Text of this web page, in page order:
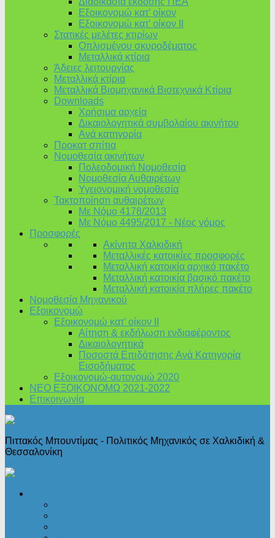
Εξοικονομώ κατ’ οίκoν
Εξοικονομώ κατ’ οίκον II
Στατικές μελέτες κτιρίων
Οπλισμένου σκυροδέματος
Μεταλλικά κτίρια
Άδειες λειτουργίας
Μεταλλικά κτίρια
Μεταλλικά Βιομηχανικά Βιοτεχνικά Κτίρια
Downloads
Χρήσιμα αρχεία
Δικαιολογητικά συμβολαίου ακινήτου
Ανά κατηγορία
Προκατ σπίτια
Νομοθεσία ακινήτων
Πολεοδομική Νομοθεσία
Νομοθεσία Αυθαιρέτων
Υγειονομική νομοθεσία
Τακτοποίηση αυθαιρέτων
Με Νόμο 4178/2013
Με Νόμο 4495/2017 - Νέος νόμος
Προσφορές
Ακίνητα Χαλκιδική
Μεταλλικές κατοικίες προσφορές
Μεταλλική κατοικία αρχικό πακέτο
Μεταλλική κατοικία βασικό πακέτο
Μεταλλική κατοικία πλήρες πακέτο
Νομοθεσία Μηχανικού
Εξοικονομώ
Εξοικονομώ κατ’ οίκον II
Αίτηση & εκδήλωση ενδιαφέροντος
Δικαιολογητικά
Ποσοστά Επιδότησης Ανά Κατηγορία
Εισοδήματος
Εξοικονομώ-αυτονομώ 2020
ΝΕΟ ΕΞΟΙΚΟΝΟΜΩ 2021-2022
Επικοινωνία
Πιττακός Μπουντίμας - Πολιτικός Μηχανικός σε Χαλκιδική &
Θεσσαλονίκη